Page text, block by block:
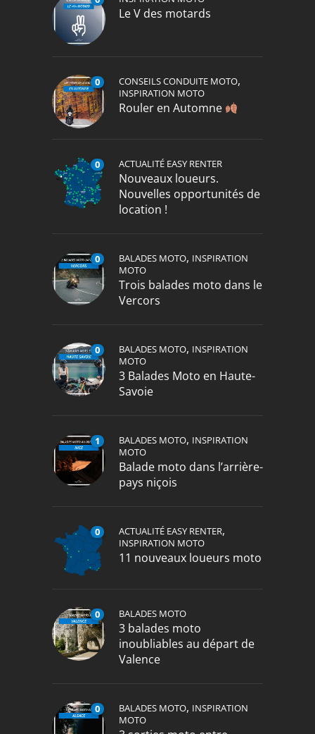
Le V des motards
0 CONSEILS CONDUITE MOTO,
INSPIRATION MOTO
Rouler en Automne
0 ACTUALITÉ EASY RENTER
Nouveaux loueurs.
Nouvelles opportunités de
location !
0 BALADES MOTO, INSPIRATION
MOTO
Trois balades moto dans le
Vercors
0 BALADES MOTO, INSPIRATION
MOTO
3 Balades Moto en Haute-
Savoie
1 BALADES MOTO, INSPIRATION
MOTO
Balade moto dans l’arrière-
pays niçois
0 ACTUALITÉ EASY RENTER,
INSPIRATION MOTO
11 nouveaux loueurs moto
0 BALADES MOTO
3 balades moto
inoubliables au départ de
Valence
0 BALADES MOTO, INSPIRATION
MOTO